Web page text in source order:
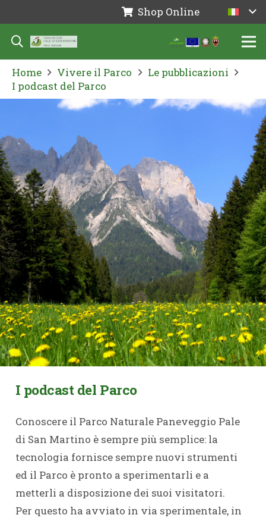
Shop Online
Home Vivere il Parco
Le pubblicazioni
I podcast del Parco
I podcast del Parco
Conoscere il Parco Naturale Paneveggio Pale
di San Martino è sempre più semplice: la
tecnologia fornisce sempre nuovi strumenti
ed il Parco è pronto a sperimentarli e a
metterli a disposizione dei suoi visitatori.
Per questo ha avviato in via sperimentale, in